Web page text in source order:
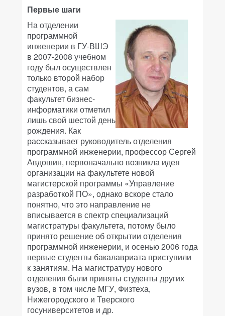
Первые шаги
На отделении
программной
инженерии в ГУ-ВШЭ
в 2007-2008 учебном
году был осуществлен
только второй набор
студентов, а сам
факультет бизнес-
информатики отметил
лишь свой шестой день
рождения. Как
рассказывает руководитель отделения
программной инженерии, профессор Сергей
Авдошин, первоначально возникла идея
организации на факультете новой
магистерской программы «Управление
разработкой ПО», однако вскоре стало
понятно, что это направление не
вписывается в спектр специализаций
магистратуры факультета, потому было
принято решение об открытии отделения
программной инженерии, и осенью 2006 года
первые студенты бакалавриата приступили
к занятиям. На магистратуру нового
отделения были приняты студенты других
вузов, в том числе МГУ, Физтеха,
Нижегородского и Тверского
госуниверситетов и др.